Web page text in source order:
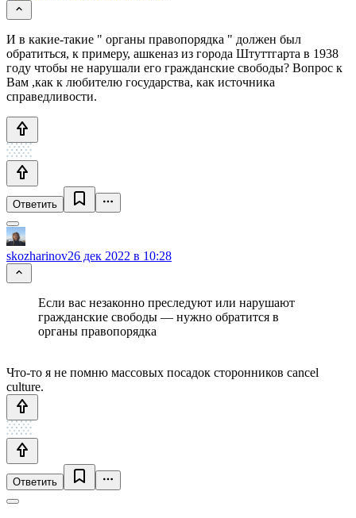
И в какие-такие " органы правопорядка " должен был
обратиться, к примеру, ашкеназ из города Штуттгарта в 1938
году чтобы не нарушали его гражданские свободы? Вопрос к
Вам ,как к любителю государства, как источника
справедливости.
Ответить
skozharinov26 дек 2022 в 10:28
Если вас незаконно преследуют или нарушают
гражданские свободы — нужно обратится в
органы правопорядка
Что-то я не помню массовых посадок сторонников cancel
culture.
Ответить